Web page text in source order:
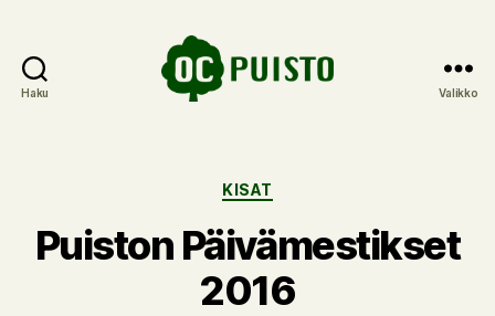
Haku Valikko
Kategoriat
KISAT
Puiston Päivämestikset
2016